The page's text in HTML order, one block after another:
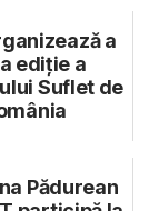
a
ediție a
Suflet de
Pădurean